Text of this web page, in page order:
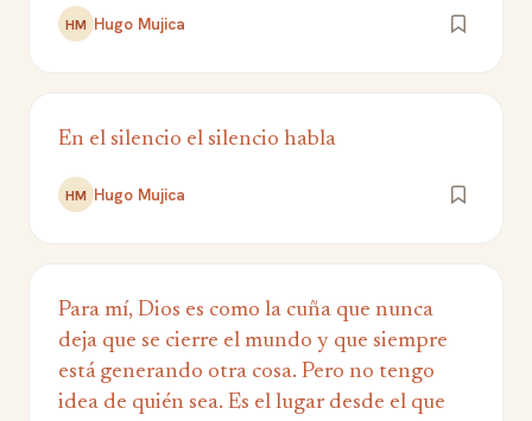
HM Hugo Mujica
En el silencio el silencio habla
HM Hugo Mujica
Para mí, Dios es como la cuña que nunca
deja que se cierre el mundo y que siempre
está generando otra cosa. Pero no tengo
idea de quién sea. Es el lugar desde el que